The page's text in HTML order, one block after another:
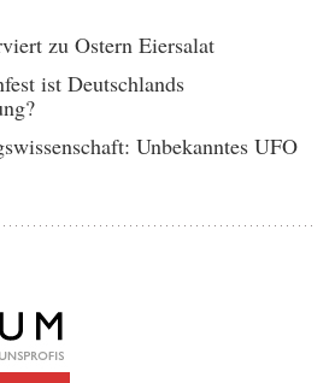
zu Ostern Eiersalat
ist Deutschlands
Unbekanntes UFO